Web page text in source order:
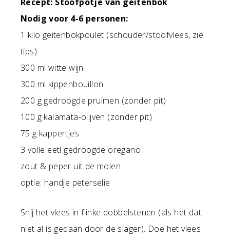
Nodig voor 4-6 personen:
1 kilo geitenbokpoulet (schouder/stoofvlees, zie
tips)
300 ml witte wijn
300 ml kippenbouillon
200 g gedroogde pruimen (zonder pit)
100 g kalamata-olijven (zonder pit)
75 g kappertjes
3 volle eetl gedroogde oregano
zout & peper uit de molen
optie: handje peterselie
Snij het vlees in flinke dobbelstenen (als het dat
niet al is gedaan door de slager). Doe het vlees